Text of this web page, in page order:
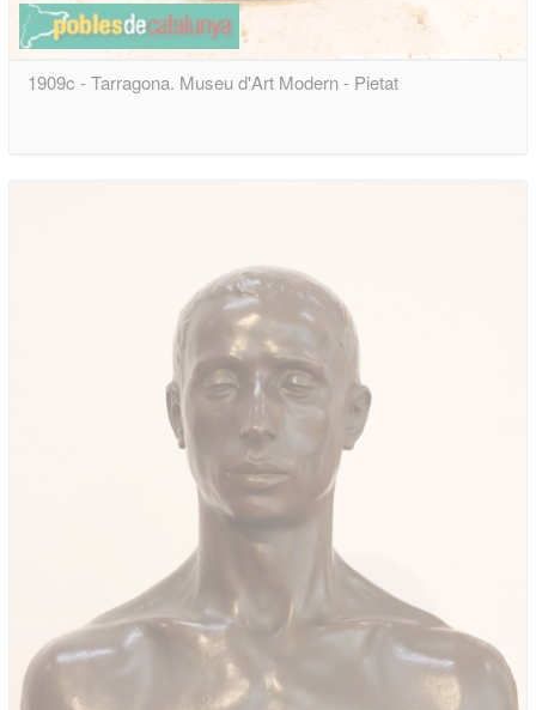
1909c - Tarragona. Museu d'Art Modern - Pietat